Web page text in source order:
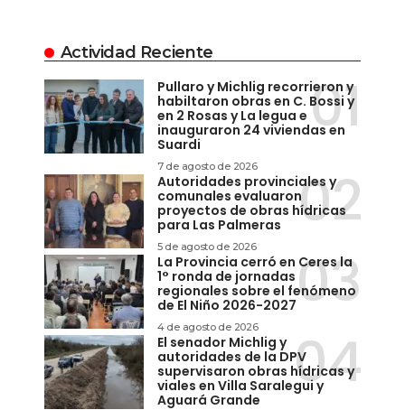
Actividad Reciente
Pullaro y Michlig recorrieron y
habiltaron obras en C. Bossi y
en 2 Rosas y La legua e
inauguraron 24 viviendas en
Suardi
7 de agosto de 2026
Autoridades provinciales y
comunales evaluaron
proyectos de obras hídricas
para Las Palmeras
5 de agosto de 2026
La Provincia cerró en Ceres la
1° ronda de jornadas
regionales sobre el fenómeno
de El Niño 2026-2027
4 de agosto de 2026
El senador Michlig y
autoridades de la DPV
supervisaron obras hídricas y
viales en Villa Saralegui y
Aguará Grande